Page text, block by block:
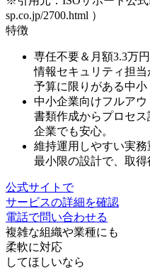
sp.co.jp/2700.html ）
特徴
専任不要＆月額3.3万
情報セキュリティ担当
予算に限りがある中小
中小企業向けフルア
書類作成からプロセ
企業でも安心。
維持運用しやすい実
最小限の設計で、取得
公式サイトで
サービスの詳細を確認
電話で問い合わせる
複雑な組織や業種にも
柔軟に対応
してほしいなら